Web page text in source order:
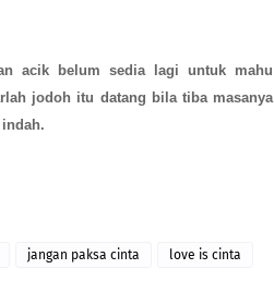
acik belum sedia lagi untuk mahu
jodoh itu datang bila tiba masanya
jangan paksa cinta
love is cinta